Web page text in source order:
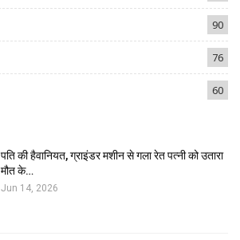
90
76
60
पति की हैवानियत, ग्राइंडर मशीन से गला रेत पत्नी को उतारा
मौत के…
Jun 14, 2026